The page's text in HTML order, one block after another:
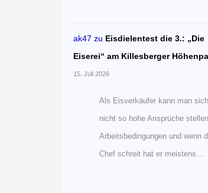
ak47 zu Eisdielentest die 3.: „Die
Eiserei“ am Killesberger
15. Juli 2026
Als Eisverkäufer kann man
nicht so hohe Ansprüche
Arbeitsbedingungen und wenn
Chef schreit hat er meistens…